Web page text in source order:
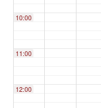
10:00
11:00
12:00